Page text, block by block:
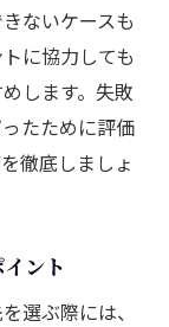
ないケースも
に協力しても
します。失敗
たために評価
徹底しましょ
ント
選ぶ際には、